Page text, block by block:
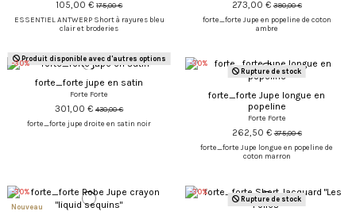
105,00 €175,00 €
ESSENTIEL ANTWERP Short à rayures bleu
clair et broderies
273,00 €390,00 €
forte_forte Jupe en popeline de coton
ambre
-30%
Produit disponible avec d'autres options
forte_forte jupe en satin
Forte Forte
301,00 €430,00 €
forte_forte jupe droite en satin noir
-30%
Rupture de stock
forte_forte Jupe longue en
popeline
Forte Forte
262,50 €375,00 €
forte_forte Jupe longue en popeline de
coton marron
-30%
Nouveau
-30%
Rupture de stock